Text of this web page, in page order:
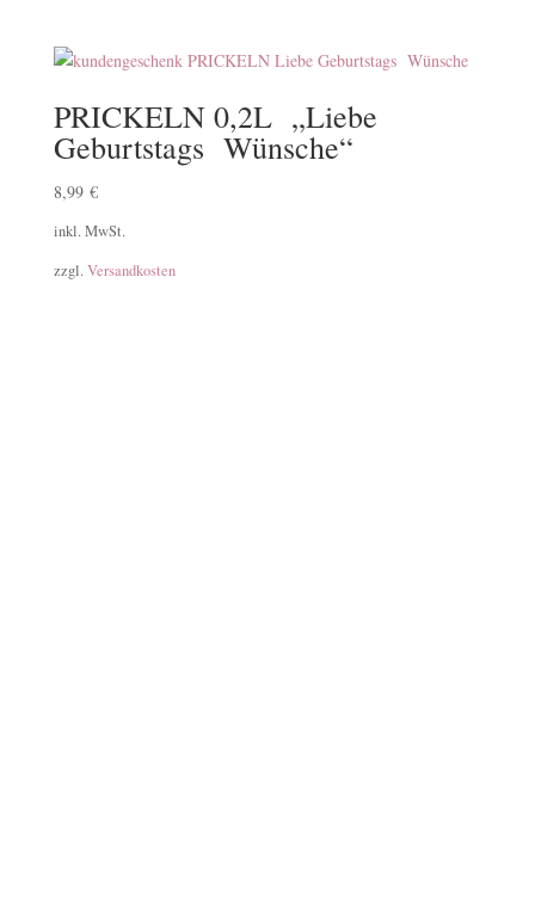
PRICKELN 0,2L „Liebe
Geburtstags Wünsche“
8,99 €
inkl. MwSt.
zzgl. Versandkosten